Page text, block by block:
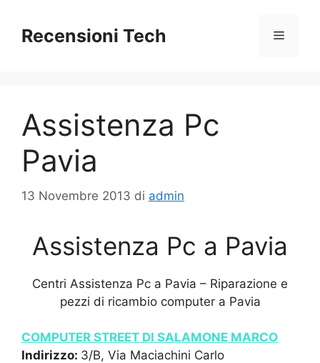
contenuto
Recensioni Tech Menu
Assistenza Pc
Pavia
13 Novembre 2013 di admin
Assistenza Pc a Pavia
Centri Assistenza Pc a Pavia – Riparazione e
pezzi di ricambio computer a Pavia
COMPUTER STREET DI SALAMONE MARCO
Indirizzo: 3/B, Via Maciachini Carlo